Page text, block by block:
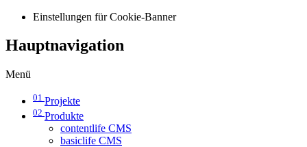
Einstellungen für Cookie-Banner
Hauptnavigation
Menü
01 Projekte
02 Produkte
contentlife CMS
basiclife CMS